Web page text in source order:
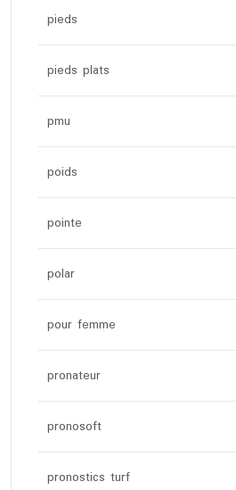
pieds
pieds plats
pmu
poids
pointe
polar
pour femme
pronateur
pronosoft
pronostics turf